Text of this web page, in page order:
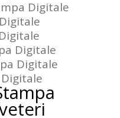
Digitale
Digitale
Digitale